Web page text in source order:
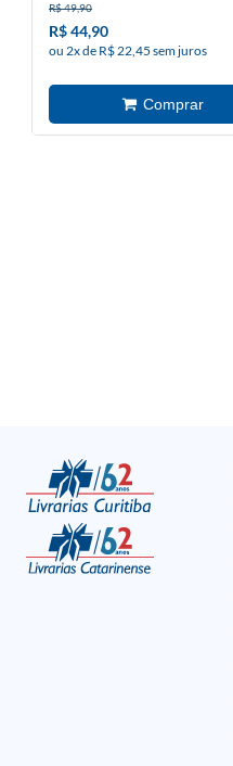
R$ 49,90
R$ 44,90
ou 2x de R$ 22,45 sem juros